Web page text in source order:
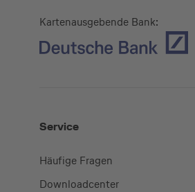
Kartenausgebende Bank:
Service
Häufige Fragen
Downloadcenter